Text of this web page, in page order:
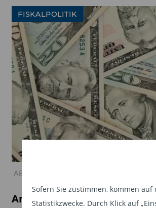
Sofern Sie zustimmen, kommen
Statistikzwecke. Durch Klick auf
AB: Update zur Fiskalpolitik – die
FISKALPOLITIK
Anhaltende